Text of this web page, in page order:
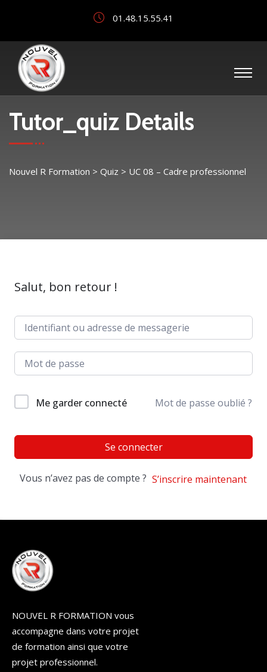
01.48.15.55.41
Tutor_quiz Details
Nouvel R Formation > Quiz > UC 08 – Cadre professionnel
Salut, bon retour !
Me garder connecté Mot de passe oublié ?
Se connecter
Vous n’avez pas de compte ? S’inscrire maintenant
NOUVEL R FORMATION vous
accompagne dans votre projet
de formation ainsi que votre
projet professionnel.